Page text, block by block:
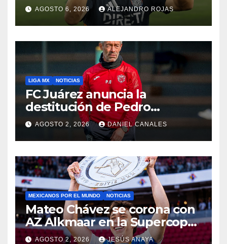
AGOSTO 6, 2026 ALEJANDRO ROJAS
LIGA MX NOTICIAS
FC Juárez anuncia la
destitución de Pedro
Caixinha
AGOSTO 2, 2026 DANIEL CANALES
MEXICANOS POR EL MUNDO NOTICIAS
Mateo Chávez se corona con
AZ Alkmaar en la Supercopa
de Países Bajos
AGOSTO 2, 2026 JESÚS ANAYA